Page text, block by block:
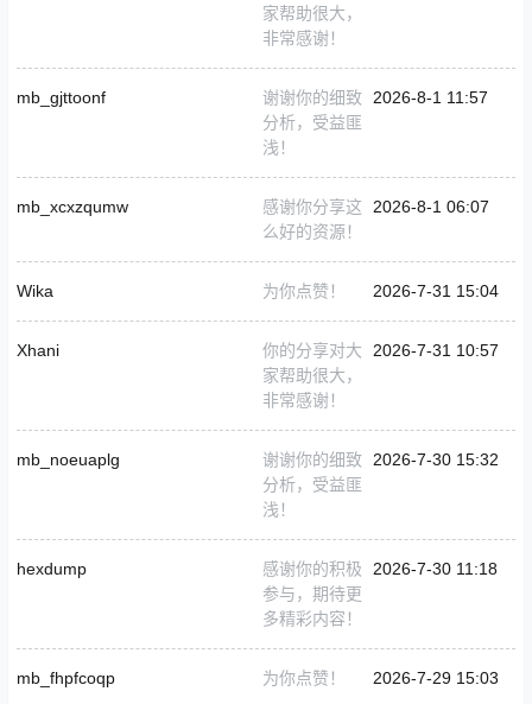
家帮助很大，
非常感谢！
mb_gjttoonf
谢谢你的细致
分析，受益匪
浅！
2026-8-1 11:57
mb_xcxzqumw
感谢你分享这
么好的资源！
2026-8-1 06:07
Wika 为你点赞！ 2026-7-31 15:04
Xhani
你的分享对大
家帮助很大，
非常感谢！
2026-7-31 10:57
mb_noeuaplg
谢谢你的细致
分析，受益匪
浅！
2026-7-30 15:32
hexdump
感谢你的积极
参与，期待更
多精彩内容！
2026-7-30 11:18
mb_fhpfcoqp 为你点赞！ 2026-7-29 15:03